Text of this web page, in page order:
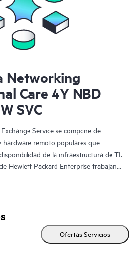
Networking
Care 4Y NBD
SVC
Service se compone de
hardware remoto populares que
de la infraestructura de TI.
Hewlett Packard Enterprise trabajan
de HPE.
ofrece un servicio de intercambio
para los productos elegibles de
Específicamente dirigido a los
Ofertas Servicios